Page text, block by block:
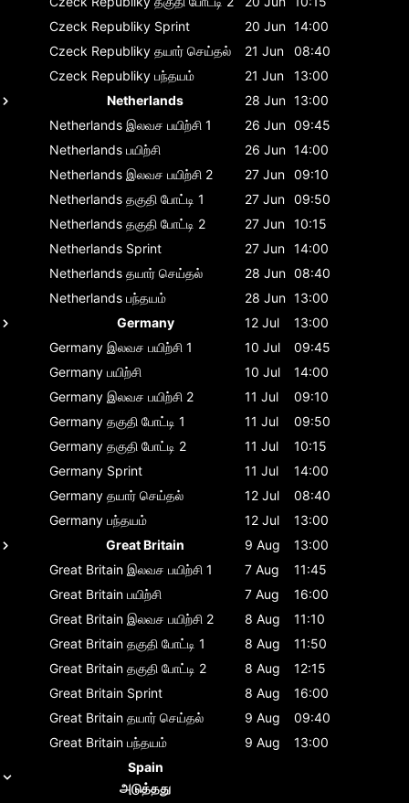
Czeck Republiky Sprint 20 Jun 14:00
Czeck Republiky தயார் செய்தல் 21 Jun
08:40
Czeck Republiky பந்தயம் 21 Jun
13:00
Netherlands
28 Jun 13:00
Netherlands இலவச பயிற்சி 1 26 Jun 09:45
Netherlands பயிற்சி 26 Jun 14:00
Netherlands இலவச பயிற்சி 2 27 Jun 09:10
Netherlands தகுதி போட்டி 1 27 Jun 09:50
Netherlands தகுதி போட்டி 2 27 Jun 10:15
Netherlands Sprint 27 Jun 14:00
Netherlands தயார் செய்தல் 28 Jun 08:40
Netherlands பந்தயம் 28 Jun 13:00
Germany
12 Jul
13:00
Germany இலவச பயிற்சி 1 10 Jul
09:45
Germany பயிற்சி 10 Jul
14:00
Germany இலவச பயிற்சி 2 11 Jul
09:10
Germany தகுதி போட்டி 1 11 Jul
09:50
Germany தகுதி போட்டி 2 11 Jul
10:15
Germany Sprint 11 Jul
14:00
Germany தயார் செய்தல் 12 Jul
08:40
Germany பந்தயம் 12 Jul
13:00
Great Britain
9 Aug
13:00
Great Britain இலவச பயிற்சி 1 7 Aug
11:45
Great Britain பயிற்சி 7 Aug
16:00
Great Britain இலவச பயிற்சி 2 8 Aug
11:10
Great Britain தகுதி போட்டி 1 8 Aug
11:50
Great Britain தகுதி போட்டி 2 8 Aug
12:15
Great Britain Sprint 8 Aug
16:00
Great Britain தயார் செய்தல் 9 Aug
09:40
Great Britain பந்தயம் 9 Aug
13:00
Spain
அடுத்தது